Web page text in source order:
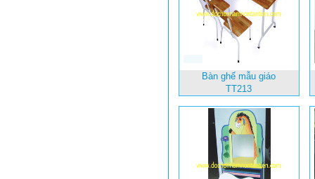
Bàn ghế mẫu giáo
TT213